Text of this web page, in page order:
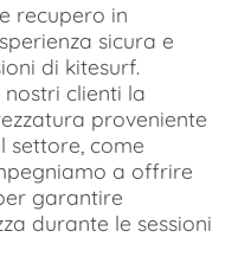
recupero in
sicura e
di kitesurf.
clienti la
proveniente
settore, come
a offrire
garantire
durante le sessioni